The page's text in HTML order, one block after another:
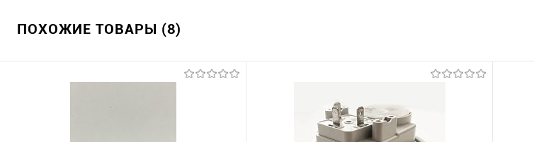
ПОХОЖИЕ ТОВАРЫ (8)